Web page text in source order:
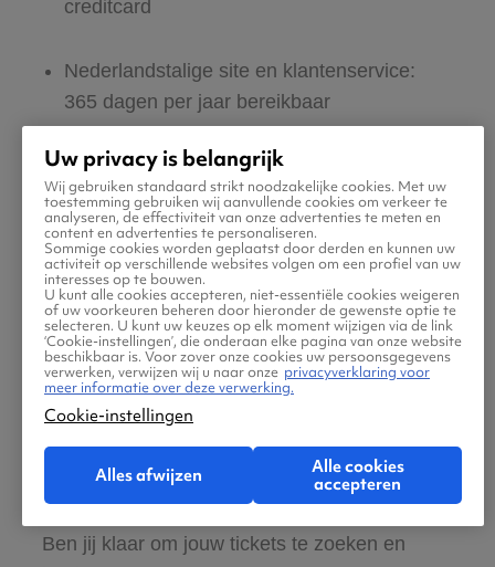
creditcard
Nederlandstalige site en klantenservice:
365 dagen per jaar bereikbaar
Zeker van veilig boeken en betalen
Boek ook direct een hotel of huurauto via
Vliegtickets.be
Gratis tips, reisadvies en speciale
aanbiedingen voor vliegtickets naar Mount
Sinai
Jouw zoektocht naar vliegtickets moet
makkelijk én leuk zijn. Daarom helpen wij jou
Ben jij klaar om jouw tickets te zoeken en
Uw privacy is belangrijk
Wij gebruiken standaard strikt noodzakelijke cookies. Met uw
toestemming gebruiken wij aanvullende cookies om verkeer te
analyseren, de effectiviteit van onze advertenties te meten en
content en advertenties te personaliseren.
Sommige cookies worden geplaatst door derden en kunnen uw
activiteit op verschillende websites volgen om een profiel van uw
interesses op te bouwen.
U kunt alle cookies accepteren, niet-essentiële cookies weigeren
of uw voorkeuren beheren door hieronder de gewenste optie te
selecteren. U kunt uw keuzes op elk moment wijzigen via de link
‘Cookie-instellingen’, die onderaan elke pagina van onze website
beschikbaar is. Voor zover onze cookies uw persoonsgegevens
verwerken, verwijzen wij u naar onze privacyverklaring voor
meer informatie over deze verwerking.
Cookie-instellingen
Alles afwijzen
Alle cookies
accepteren